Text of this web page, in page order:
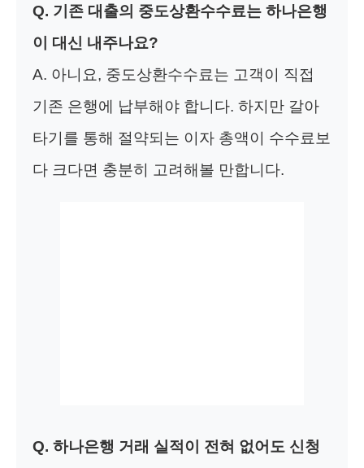
Q. 기존 대출의 중도상환수수료는 하나은행
이 대신 내주나요?
A. 아니요, 중도상환수수료는 고객이 직접
기존 은행에 납부해야 합니다. 하지만 갈아
타기를 통해 절약되는 이자 총액이 수수료보
다 크다면 충분히 고려해볼 만합니다.
Q. 하나은행 거래 실적이 전혀 없어도 신청